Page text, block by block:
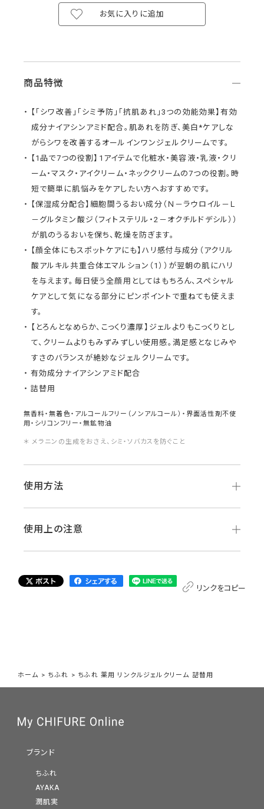
お気に入りに追加
商品特徴
【「シワ改善」「シミ予防」「抗肌あれ」3つの効能効果】有効
成分ナイアシンアミド配合。肌あれを防ぎ、美白*ケアしな
がらシワを改善するオールインワンジェルクリームです。
【1品で7つの役割】1アイテムで化粧水・美容液・乳液・クリ
ーム・マスク・アイクリーム・ネッククリームの7つの役割。時
短で簡単に肌悩みをケアしたい方へおすすめです。
【保湿成分配合】細胞間うるおい成分（Ｎ－ラウロイル－Ｌ
－グルタミン酸ジ（フィトステリル・2－オクチルドデシル））
が肌のうるおいを保ち、乾燥を防ぎます。
【顔全体にもスポットケアにも】ハリ感付与成分（アクリル
酸アルキル共重合体エマルション（1））が翌朝の肌にハリ
を与えます。毎日使う全顔用としてはもちろん、スペシャル
ケアとして気になる部分にピンポイントで重ねても使えま
す。
【とろんとなめらか、こっくり濃厚】ジェルよりもこっくりとし
て、クリームよりもみずみずしい使用感。満足感となじみや
すさのバランスが絶妙なジェルクリームです。
有効成分ナイアシンアミド配合
詰替用
無香料・無着色・アルコールフリー（ノンアルコール）・界面活性剤不使
用・シリコンフリー・無鉱物油
＊ メラニンの生成をおさえ、シミ・ソバカスを防ぐこと
使用方法
使用上の注意
リンクをコピー
ホーム > ちふれ > ちふれ 薬用 リンクルジェルクリーム 詰替用
ブランド
ちふれ
AYAKA
潤肌実